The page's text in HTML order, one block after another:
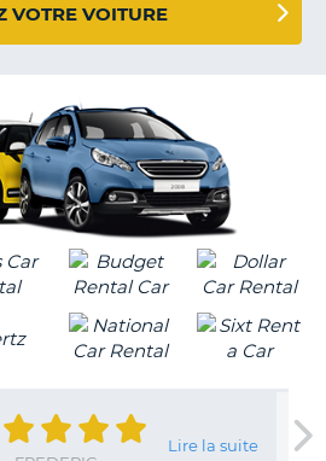
VOTRE VOITURE
Lire la suite